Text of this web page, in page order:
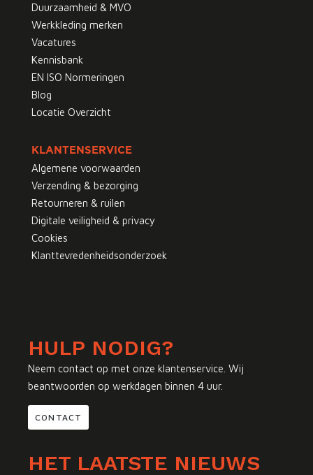
Duurzaamheid & MVO
Werkkleding merken
Vacatures
Kennisbank
EN ISO Normeringen
Blog
Locatie Overzicht
KLANTENSERVICE
Algemene voorwaarden
Verzending & bezorging
Retourneren & ruilen
Digitale veiligheid & privacy
Cookies
Klanttevredenheidsonderzoek
HULP NODIG?
Neem contact op met onze klantenservice. Wij
beantwoorden op werkdagen binnen 4 uur.
CONTACT
HET LAATSTE NIEUWS